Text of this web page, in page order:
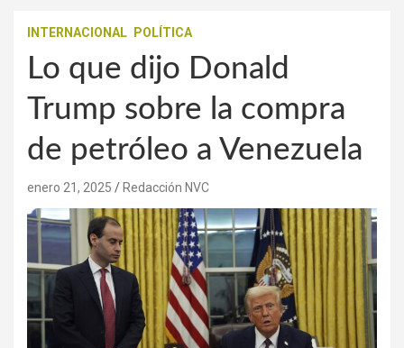
INTERNACIONAL POLÍTICA
Lo que dijo Donald
Trump sobre la compra
de petróleo a Venezuela
enero 21, 2025 Redacción NVC